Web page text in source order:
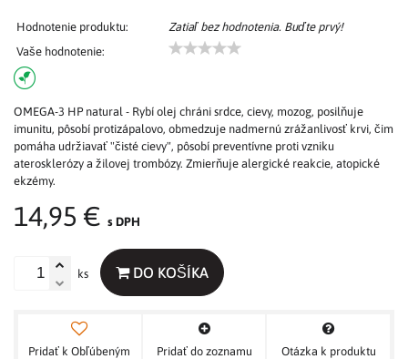
Hodnotenie produktu:
Zatiaľ bez hodnotenia. Buďte prvý!
Vaše hodnotenie:
OMEGA-3 HP natural - Rybí olej chráni srdce, cievy, mozog, posilňuje
imunitu, pôsobí protizápalovo, obmedzuje nadmernú zrážanlivosť krvi, čim
pomáha udržiavať "čisté cievy", pôsobí preventívne proti vzniku
aterosklerózy a žilovej trombózy. Zmierňuje alergické reakcie, atopické
ekzémy.
14,95 € s DPH
ks DO KOŠÍKA
Pridať k Obľúbeným Pridať do zoznamu Otázka k produktu